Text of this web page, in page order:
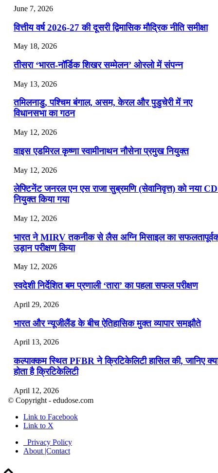
July 25, 2026
📝 डेली करेंट अफेयर्स: 22-24 जुलाई 2026
July 22, 2026
📝 डेली करेंट अफेयर्स: 19-21 जुलाई 2026
July 19, 2026
📝 डेली करेंट अफेयर्स: 16-18 जुलाई 2026
June 7, 2026
वित्तीय वर्ष 2026-27 की दूसरी द्विमासिक मौद्रिक नीति समीक्षा
May 18, 2026
तीसरा ‘भारत-नॉर्डिक शिखर सम्मेलन’ ओस्लो में संपन्न
May 13, 2026
तमिलनाडु, पश्चिम बंगाल, असम, केरल और पुडुचेरी में नए
विधानसभा का गठन
May 12, 2026
वाइस एडमिरल कृष्णा स्वामीनाथन नौसेना प्रमुख नियुक्त
May 12, 2026
लेफ्टिनेंट जनरल एन एस राजा सुब्रमणि (सेवानिवृत्त) को नया
नियुक्त किया गया
May 12, 2026
भारत ने MIRV तकनीक से लैस अग्नि मिसाइल का
उड़ान परीक्षण किया
May 12, 2026
स्वदेशी निर्देशित बम प्रणाली ‘तारा’ का पहला सफल परीक्षण
April 29, 2026
भारत और न्यूजीलैंड के बीच ऐतिहासिक मुक्त व्यापार समझौते
April 13, 2026
कल्पाक्कम स्थित PFBR ने क्रिटिकेलिटी हासिल की, जानिए
होता है क्रिटिकेलिटी
April 12, 2026
April 9, 2026
नासा का आर्टेमिस-2 मिशन: मनुष्य एक बार फिर से चंद्रमा के
पहुंचा
© Copyright - edudose.com
Link to Facebook
Link to X
Privacy Policy
About |Contact